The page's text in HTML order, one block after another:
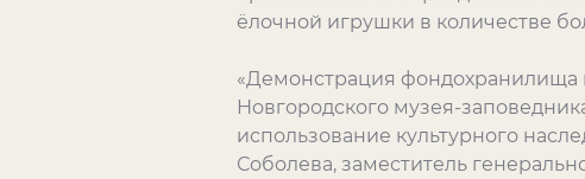
ёлочной игрушки в количестве
«Демонстрация фондохранилища
Новгородского музея-
использование культурного
Соболева, заместитель